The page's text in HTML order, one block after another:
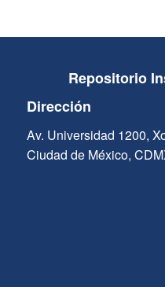
Repositorio
Dirección
Av. Universidad 1200,
Ciudad de México,